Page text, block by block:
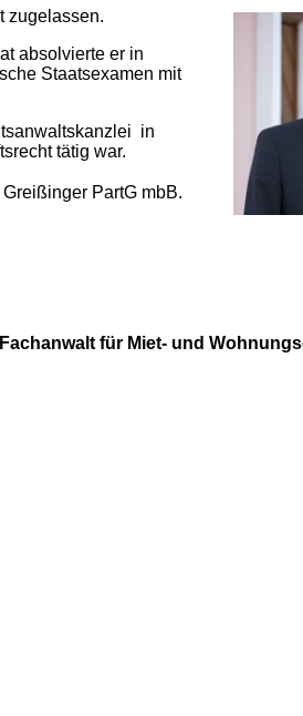
zugelassen.
absolvierte er in
Staatsexamen mit
in
tätig war.
PartG mbB.
für Miet- und